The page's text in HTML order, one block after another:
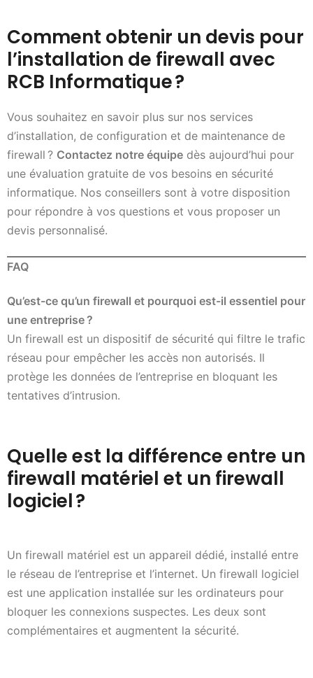
Comment obtenir un devis pour
l’installation de firewall avec
RCB Informatique?
Vous souhaitez en savoir plus sur nos services
d’installation, de configuration et de maintenance de
firewall ? Contactez notre équipe dès aujourd’hui pour
une évaluation gratuite de vos besoins en sécurité
informatique. Nos conseillers sont à votre disposition
pour répondre à vos questions et vous proposer un
devis personnalisé.
FAQ
Qu’est-ce qu’un firewall et pourquoi est-il essentiel pour
une entreprise ?
Un firewall est un dispositif de sécurité qui filtre le trafic
réseau pour empêcher les accès non autorisés. Il
protège les données de l’entreprise en bloquant les
tentatives d’intrusion.
Quelle est la différence entre un
firewall matériel et un firewall
logiciel ?
Un firewall matériel est un appareil dédié, installé entre
le réseau de l’entreprise et l’internet. Un firewall logiciel
est une application installée sur les ordinateurs pour
bloquer les connexions suspectes. Les deux sont
complémentaires et augmentent la sécurité.